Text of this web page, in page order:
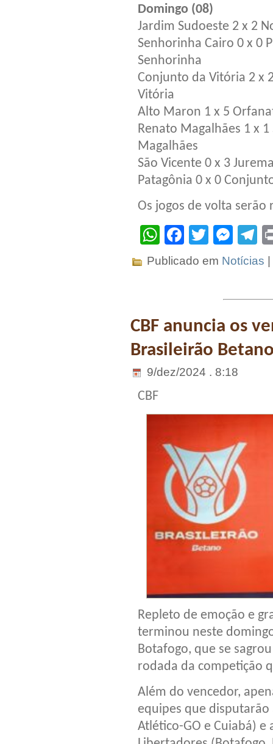
Domingo (08)
Jardim Sudoeste 2 x 2
Senhorinha Cairo 0 x 0
Senhorinha
Conjunto da Vitória 2 x
Vitória
Alto Maron 1 x 5
Renato Magalhães 1 x
Magalhães
São Vicente 0 x 3
Patagônia 0 x 0
Os jogos de volta
WhatsApp
Facebook
Twitter
Publicado em Notícias |
CBF anuncia os
Brasileirão
9/dez/2024 . 8:18
CBF
Repleto de emoção e
terminou neste
Botafogo, que se
rodada da competição
Além do vencedor,
equipes que disputarão
Atlético-GO e Cuiabá) e